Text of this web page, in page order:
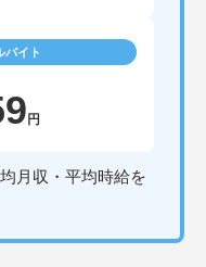
バイト
円
月収・平均時給を